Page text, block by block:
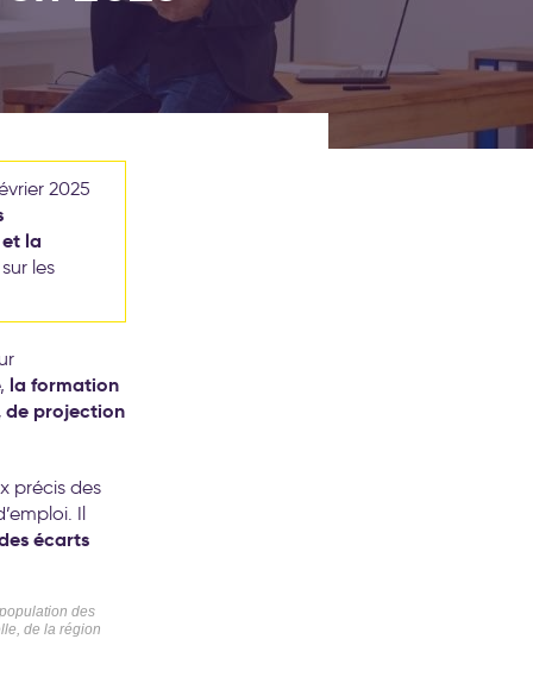
2025
la
les
la formation
de projection
précis des
Il
écarts
des
de la région